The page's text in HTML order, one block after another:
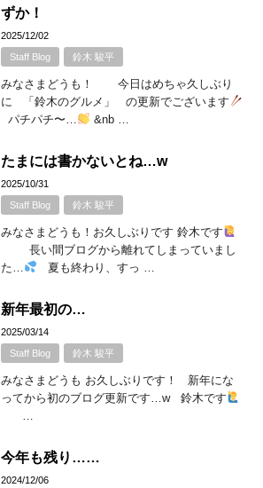
ずか！
2025/12/02
Staff Blog
鈴木 駿平
みなさまどうも！ 今日はめちゃ久しぶり
に 「鈴木のグルメ」 の更新でございます
パチパチ〜…
&nb …
たまには書かないとね…w
2025/10/31
Staff Blog
鈴木 駿平
みなさまどうも！お久しぶりです 鈴木です
長い間ブログから離れてしまっていまし
た…
夏も終わり、すっ …
新年最初の…
2025/03/14
Staff Blog
鈴木 駿平
みなさまどうも お久しぶりです！ 新年にな
ってから初のブログ更新です…w 鈴木です
…
今年も残り……
2024/12/06